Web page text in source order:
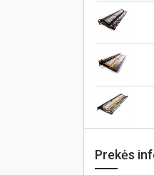
Prekės